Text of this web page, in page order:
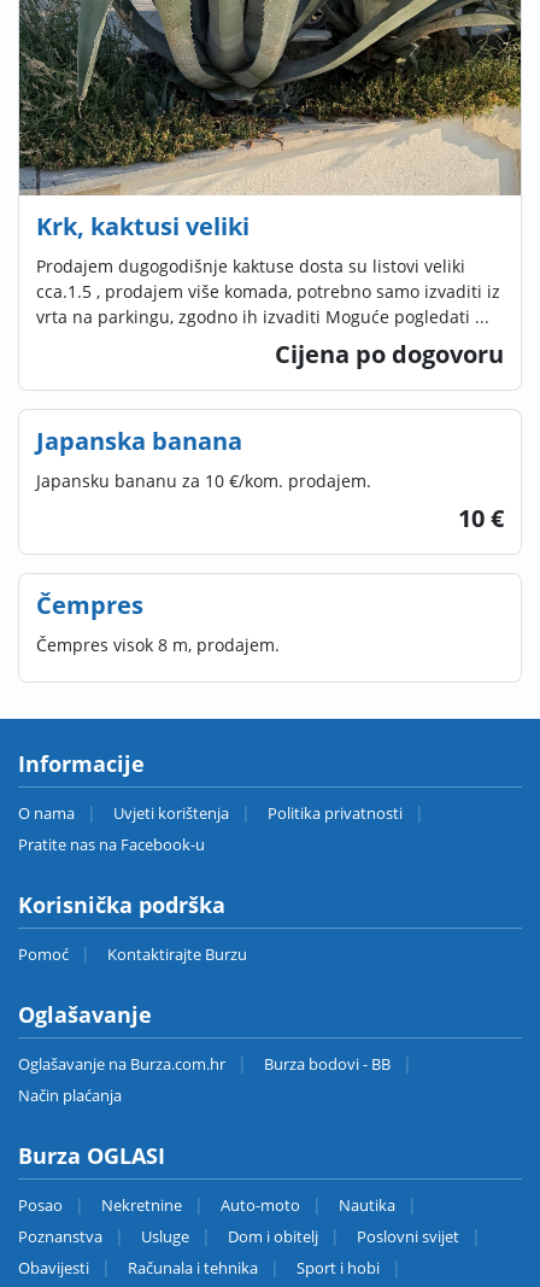
Krk, kaktusi veliki
Prodajem dugogodišnje kaktuse dosta su listovi veliki
cca.1.5 , prodajem više komada, potrebno samo izvaditi iz
vrta na parkingu, zgodno ih izvaditi Moguće pogledati ...
Cijena po dogovoru
Japanska banana
Japansku bananu za 10 €/kom. prodajem.
10 €
Čempres
Čempres visok 8 m, prodajem.
Informacije
O nama Uvjeti korištenja
Politika privatnosti
Pratite nas na Facebook-u
Korisnička podrška
Pomoć Kontaktirajte Burzu
Oglašavanje
Oglašavanje na Burza.com.hr
Burza bodovi - BB
Način plaćanja
Burza OGLASI
Posao Nekretnine Auto-moto
Nautika
Poznanstva
Usluge Dom i obitelj
Poslovni svijet
Obavijesti
Računala i tehnika Sport i hobi